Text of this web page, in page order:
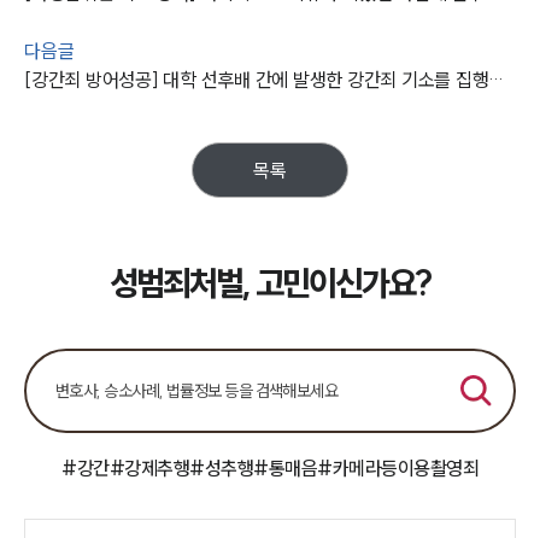
성범죄대응부 업무
전체
구성원 소개
소식/자료
공지사항
법률서식
다음글
[강간죄 방어성공] 대학 선후배 간에 발생한 강간죄 기소를 집행유예로 종결
목록
성범죄처벌, 고민이신가요?
#강간#강제추행#성추행#통매음#카메라등이용촬영죄